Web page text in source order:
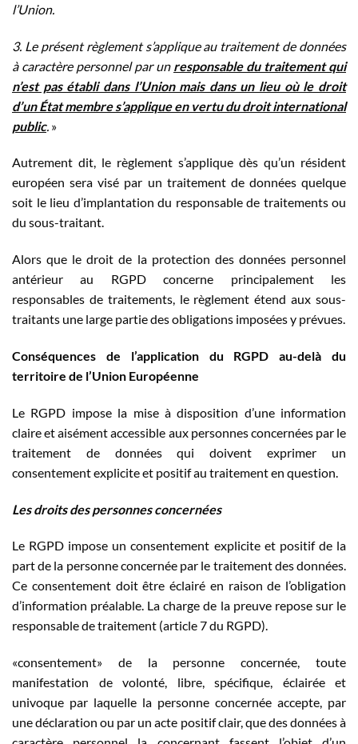
l’Union.
3. Le présent règlement s’applique au traitement de données
à caractère personnel par un responsable du traitement qui
n’est pas établi dans l’Union mais dans un lieu où le droit
d’un État membre s’applique en vertu du droit international
public. »
Autrement dit, le règlement s’applique dès qu’un résident
européen sera visé par un traitement de données quelque
soit le lieu d’implantation du responsable de traitements ou
du sous-traitant.
Alors que le droit de la protection des données personnel
antérieur au RGPD concerne principalement les
responsables de traitements, le règlement étend aux sous-
traitants une large partie des obligations imposées y prévues.
Conséquences de l’application du RGPD au-delà du
territoire de l’Union Européenne
Le RGPD impose la mise à disposition d’une information
claire et aisément accessible aux personnes concernées par le
traitement de données qui doivent exprimer un
consentement explicite et positif au traitement en question.
Les droits des personnes concernées
Le RGPD impose un consentement explicite et positif de la
part de la personne concernée par le traitement des données.
Ce consentement doit être éclairé en raison de l’obligation
d’information préalable. La charge de la preuve repose sur le
responsable de traitement (article 7 du RGPD).
«consentement» de la personne concernée, toute
manifestation de volonté, libre, spécifique, éclairée et
univoque par laquelle la personne concernée accepte, par
une déclaration ou par un acte positif clair, que des données à